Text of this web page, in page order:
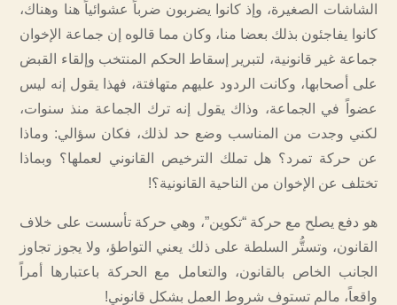
الشاشات الصغيرة، وإذ كانوا يضربون ضرباً عشوائياً هنا وهناك،
كانوا يفاجئون بذلك بعضا منا، وكان مما قالوه إن جماعة الإخوان
جماعة غير قانونية، لتبرير إسقاط الحكم المنتخب وإلقاء القبض
على أصحابها، وكانت الردود عليهم متهافتة، فهذا يقول إنه ليس
عضواً في الجماعة، وذاك يقول إنه ترك الجماعة منذ سنوات،
لكني وجدت من المناسب وضع حد لذلك، فكان سؤالي: وماذا
عن حركة تمرد؟ هل تملك الترخيص القانوني لعملها؟ وبماذا
تختلف عن الإخوان من الناحية القانونية؟!
هو دفع يصلح مع حركة “تكوين”، وهي حركة تأسست على خلاف
القانون، وتستُّر السلطة على ذلك يعني التواطؤ، ولا يجوز تجاوز
الجانب الخاص بالقانون، والتعامل مع الحركة باعتبارها أمراً
واقعاً، مالم تستوف شروط العمل بشكل قانوني!